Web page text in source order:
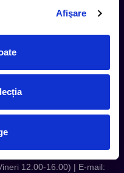
Afişare
12.00-16.00) | E-mail: